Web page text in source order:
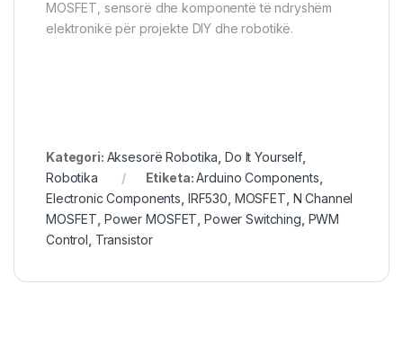
MOSFET, sensorë dhe komponentë të ndryshëm
elektronikë për projekte DIY dhe robotikë.
Kategori: Aksesorë Robotika Do It Yourself
Robotika
Etiketa:Arduino Components
Electronic Components IRF530 MOSFET N Channel
MOSFET Power MOSFET Power Switching PWM
Control Transistor